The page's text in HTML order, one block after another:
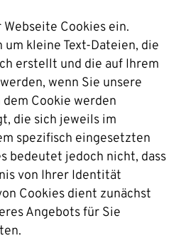
Cookies ein.
kleine Text-Dateien, die
erstellt und die auf Ihrem
wenn Sie unsere
Cookie werden
die sich jeweils im
spezifisch eingesetzten
bedeutet jedoch nicht, dass
von Ihrer Identität
Cookies dient zunächst
Angebots für Sie